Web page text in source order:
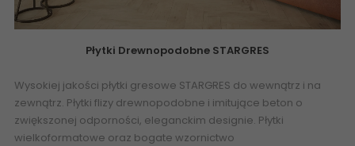
Płytki Drewnopodobne STARGRES
Wysokiej jakości płytki gresowe STARGRES do wewnątrz i na
zewnątrz. Płytki flizy drewnopodobne i imitujące beton o
zwiększonej odporności, eleganckim designie. Płytki
wielkoformatowe oraz bogate wzornictwo